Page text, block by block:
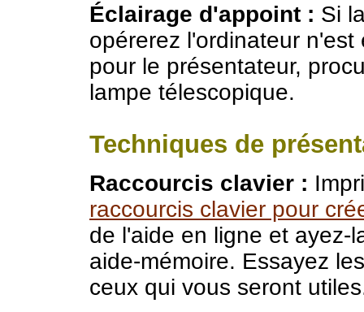
Éclairage d'appoint : Si
opérerez l'ordinateur
pour le présentateur,
lampe télescopique.
Techniques de
Raccourcis clavier :
raccourcis clavier pour
de l'aide en ligne et ayez-
aide-mémoire. Essayez
ceux qui vous seront